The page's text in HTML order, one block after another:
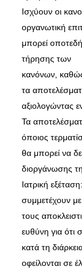
Ισχύουν οι
οργανωτική
μπορεί
τήρησης των
κανόνων,
τα
αξιολογώντας
Τα
όποιος
θα μπορεί να
διοργάνωσης
Ιατρική
συμμετέχουν με
τους
ευθύνη για ότι
κατά τη
οφείλονται σε